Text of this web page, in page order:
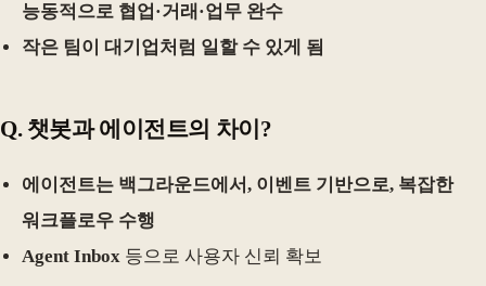
능동적으로 협업·거래·업무 완수
작은 팀이 대기업처럼 일할 수 있게 됨
Q. 챗봇과 에이전트의 차이?
에이전트는 백그라운드에서, 이벤트 기반으로, 복잡한
워크플로우 수행
Agent Inbox 등으로 사용자 신뢰 확보